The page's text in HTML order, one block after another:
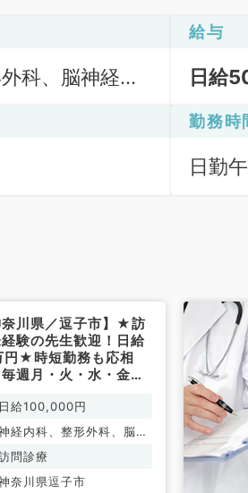
科、脳神経外
器内科、消化
代謝内科、腎
給与
日給
勤務時
日勤
奈川県／逗子市】★訪
験の先生歓迎！日給
円★時短勤務も応相
週月・火・水・金曜
・外科系／非常勤)
日給100,000円
経内科、整形外科、脳神
経外科、心臓血管外科、一
内科、循環器内科、呼吸
内科、消化器内科、内分
問診療
奈川県逗子市